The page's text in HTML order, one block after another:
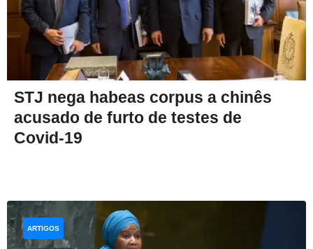
STJ nega habeas corpus a chinês
acusado de furto de testes de
Covid-19
ARTIGOS